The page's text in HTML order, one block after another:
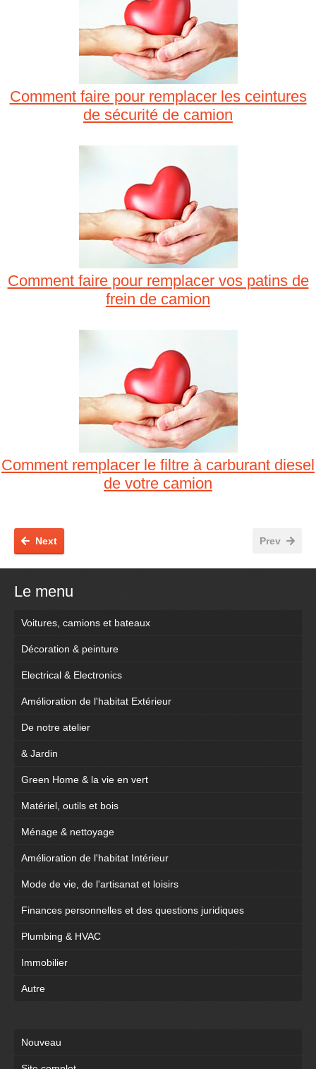
Comment faire pour remplacer les ceintures
de sécurité de camion
Comment faire pour remplacer vos patins de
frein de camion
Comment remplacer le filtre à carburant diesel
de votre camion
Prev
Next
Le menu
Voitures, camions et bateaux
Décoration & peinture
Electrical & Electronics
Amélioration de l'habitat Extérieur
De notre atelier
& Jardin
Green Home & la vie en vert
Matériel, outils et bois
Ménage & nettoyage
Amélioration de l'habitat Intérieur
Mode de vie, de l'artisanat et loisirs
Finances personnelles et des questions juridiques
Plumbing & HVAC
Immobilier
Autre
Nouveau